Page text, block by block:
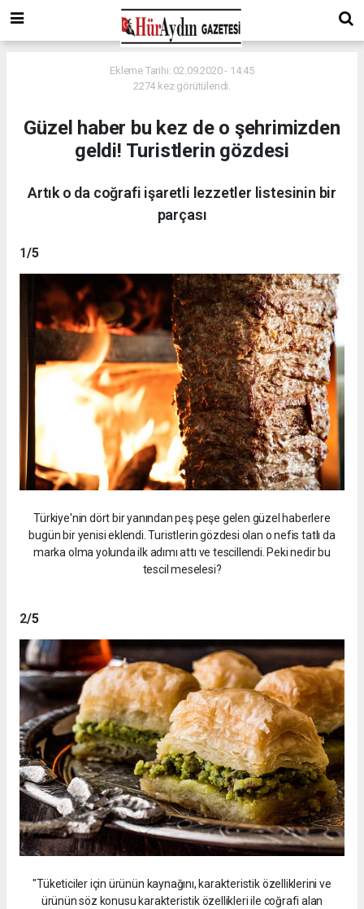
Ekleme Tarihi: 02.09.2020 - 14:45
2274 kez görütülendi.
Güzel haber bu kez de o şehrimizden
geldi! Turistlerin gözdesi
Artık o da coğrafi işaretli lezzetler listesinin bir
parçası
1/5
Türkiye'nin dört bir yanından peş peşe gelen güzel haberlere
bugün bir yenisi eklendi. Turistlerin gözdesi olan o nefis tatlı da
marka olma yolunda ilk adımı attı ve tescillendi. Peki nedir bu
tescil meselesi?
2/5
"Tüketiciler için ürünün kaynağını, karakteristik özelliklerini ve
ürünün söz konusu karakteristik özellikleri ile coğrafi alan